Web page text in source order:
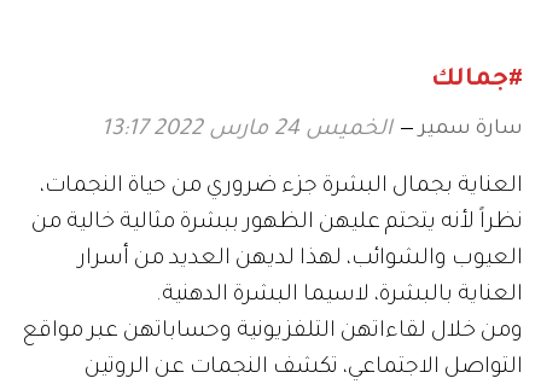
#جمالك
سارة سمير الخميس 24 مارس 2022 13:17
العناية بجمال البشرة جزء ضروري من حياة النجمات،
نظراً لأنه يتحتم عليهن الظهور ببشرة مثالية خالية من
العيوب والشوائب، لهذا لديهن العديد من أسرار
العناية بالبشرة، لاسيما البشرة الدهنية.
ومن خلال لقاءاتهن التلفزيونية وحساباتهن عبر مواقع
التواصل الاجتماعي، تكشف النجمات عن الروتين